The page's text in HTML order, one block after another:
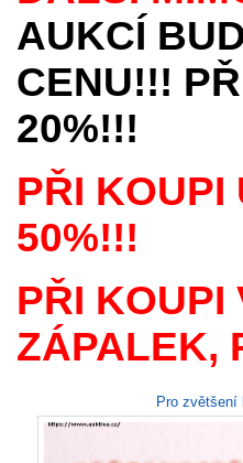
AUKCÍ
CENU!!!
20%!!!
PŘI KOUPI
50%!!!
PŘI KOUPI
ZÁPALEK,
Pro zvětšení